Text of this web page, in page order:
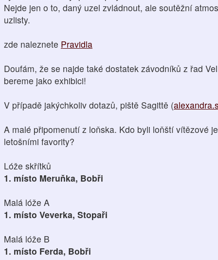
Nejde jen o to, daný uzel zvládnout, ale soutěžní
uzlisty.
zde naleznete Pravidla
Doufám, že se najde také dostatek závodníků z řad
bereme jako exhibici!
V případě jakýchkoliv dotazů, piště Sagittě (
A malé připomenutí z loňska. Kdo byli loňští vítězové
letošními favority?
Lóže skřítků
1. místo Meruňka, Bobři
Malá lóže A
1. místo Veverka, Stopaři
Malá lóže B
1. místo Ferda, Bobři